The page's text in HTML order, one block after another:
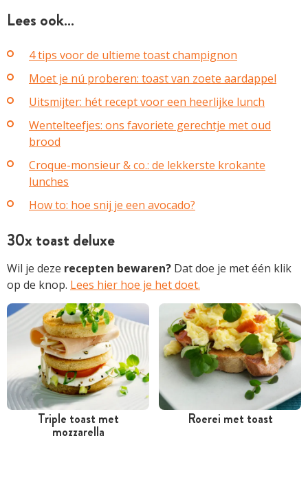
Lees ook…
4 tips voor de ultieme toast champignon
Moet je nú proberen: toast van zoete aardappel
Uitsmijter: hét recept voor een heerlijke lunch
Wentelteefjes: ons favoriete gerechtje met oud
brood
Croque-monsieur & co.: de lekkerste krokante
lunches
How to: hoe snij je een avocado?
30x toast deluxe
Wil je deze recepten bewaren? Dat doe je met één klik
op de knop. Lees hier hoe je het doet.
Minder dan 30 minuten
Triple toast met
mozzarella
Roerei met toast